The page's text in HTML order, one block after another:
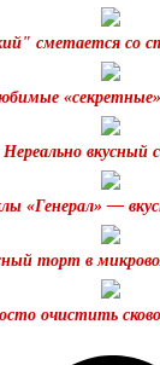
сметается со
Нереально вкусный
«Генерал» —
торт в
очистить